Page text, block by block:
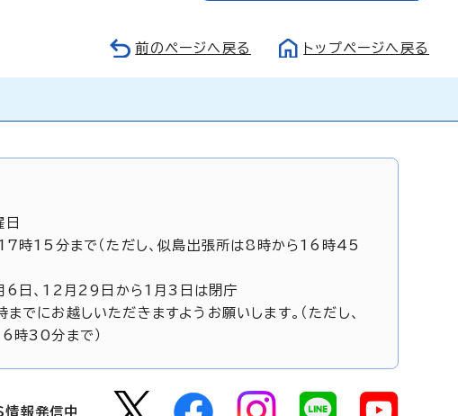
前のページへ戻る トップページへ戻る
日
時15分まで（ただし、似島出張所は8時から16時45
6日、12月29日から1月3日は閉庁
でにお越しいただきますようお願いします。（ただし、
時30分まで）
報発信中